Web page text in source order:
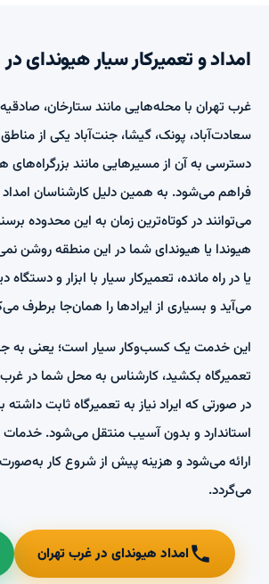
امداد و تعمیرکار سیار هیوندای
غرب تهران با محله‌هایی مانند ستارخان،
سعادت‌آباد، پونک، گیشا، جنت‌آباد یکی از
دسترسی به آن از مسیرهایی مانند
می‌توانند در کوتاه‌ترین زمان به این محدوده
هیوندا یا هیوندای شما در این منطقه روشن
یا در راه مانده، تعمیرکار سیار با ابزار و
می‌آید و بسیاری از ایرادها را همان‌جا برطرف
این خدمت یک کسب‌وکار سیار است؛ یعنی به
تعمیرگاه بکشید، کارشناس به محل شما در
در صورتی که ایراد نیاز به تعمیرگاه ثابت
استاندارد و بدون آسیب منتقل می‌شود.
ارائه می‌شود و هزینه پیش از شروع کار
می‌گردد.
امداد هیوندای در غرب تهران